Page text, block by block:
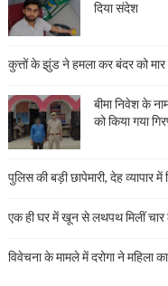
दिया संदेश
कुत्तों के झुंड ने हमला कर बंदर को मार
बीमा निवेश के
को किया गया
पुलिस की बड़ी छापेमारी, देह व्यापार
एक ही घर में खून से लथपथ मिलीं चार
विवेचना के मामले में दरोगा ने महिला